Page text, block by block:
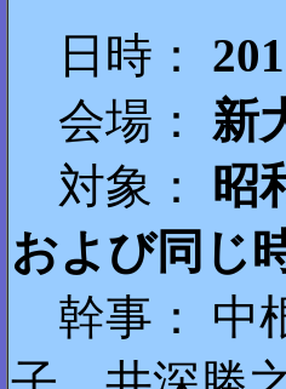
日時：
会場： 新
対象： 昭
および同じ
幹事： 中